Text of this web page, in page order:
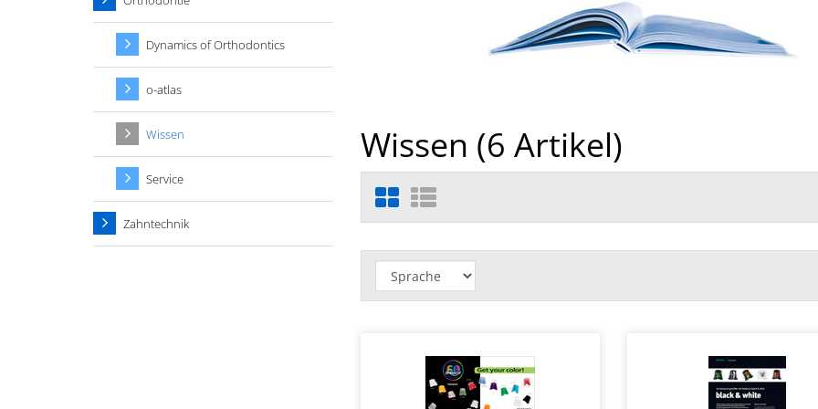
Wissen (6 Artikel)
Dynamics of Orthodontics
o-atlas
Wissen
Service
Zahntechnik